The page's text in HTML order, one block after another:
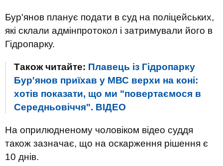
Бур'янов планує подати в суд на поліцейських,
які склали адмінпротокол і затримували його в
Гідропарку.
Також читайте: Плавець із Гідропарку
Бур'янов приїхав у МВС верхи на коні:
хотів показати, що ми "повертаємося в
Середньовіччя". ВIДЕО
На оприлюдненому чоловіком відео суддя
також зазначає, що на оскарження рішення є
10 днів.